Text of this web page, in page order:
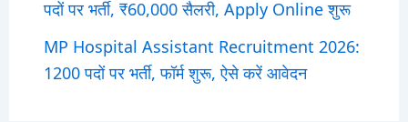
पदों पर भर्ती, ₹60,000 सैलरी, Apply Online शुरू
MP Hospital Assistant Recruitment 2026:
1200 पदों पर भर्ती, फॉर्म शुरू, ऐसे करें आवेदन